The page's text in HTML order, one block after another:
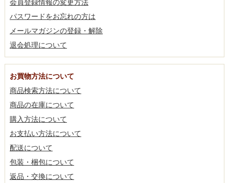
会員登録情報の変更方法
パスワードをお忘れの方は
メールマガジンの登録・解除
退会処理について
お買物方法について
商品検索方法について
商品の在庫について
購入方法について
お支払い方法について
配送について
包装・梱包について
返品・交換について